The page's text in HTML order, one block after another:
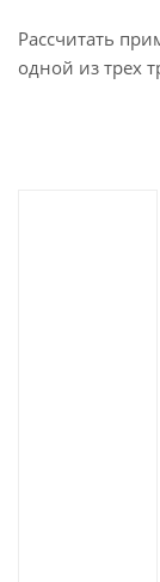
Рассчитать
одной из трех